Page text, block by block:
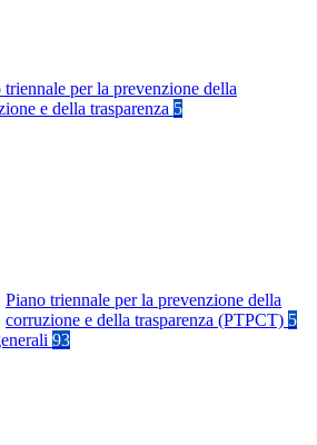
triennale per la prevenzione della
e della trasparenza 5
Piano triennale per la prevenzione della
corruzione e della trasparenza (PTPCT) 5
93